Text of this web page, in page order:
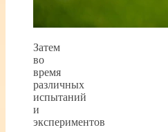
Затем
во
время
различных
испытаний
и
экспериментов